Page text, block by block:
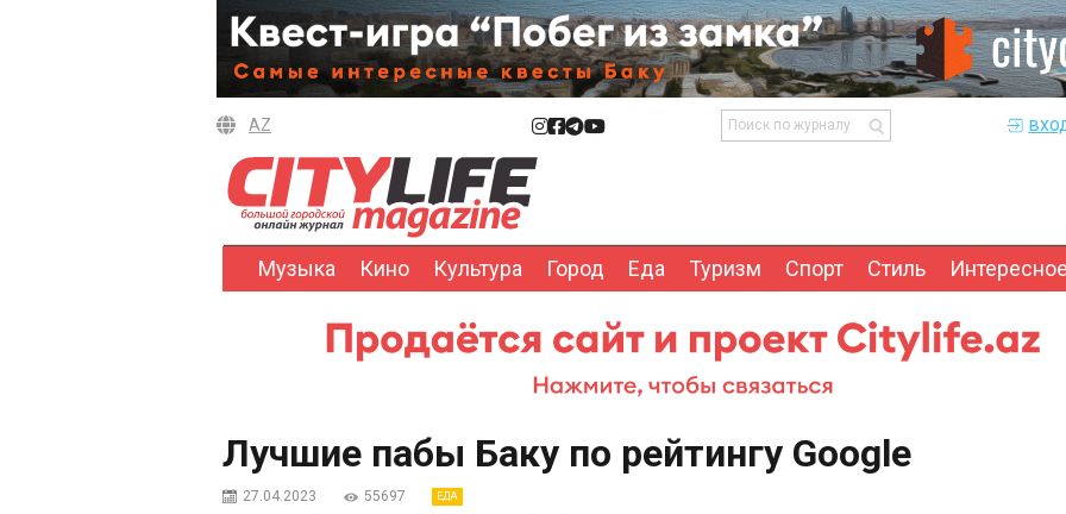
AZ
Музыка Кино Культура Город Еда Туризм Спорт Стиль Интересное
Лучшие пабы Баку по рейтингу Google
27.04.2023 55697 ЕДА